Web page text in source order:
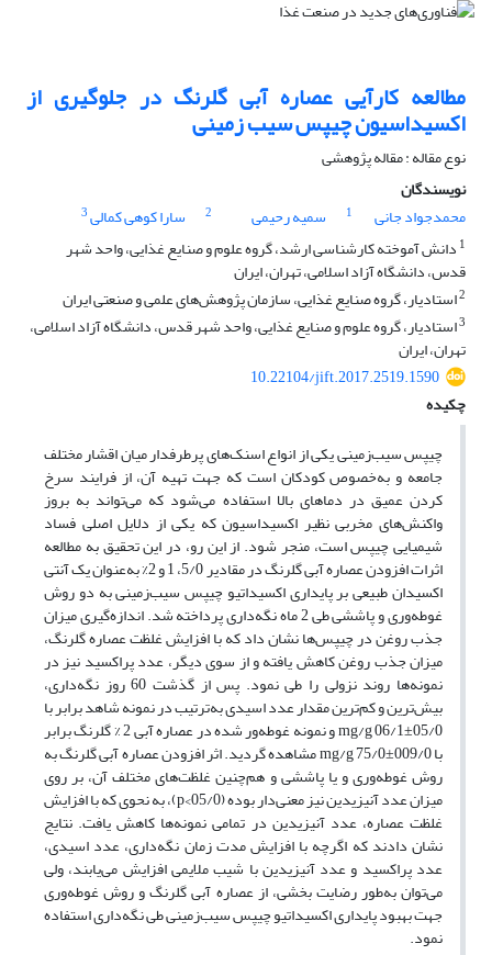
مطالعه کارآیی عصاره آبی گلرنگ در جلوگیری از
اکسیداسیون چیپس سیب زمینی
نوع مقاله : مقاله پژوهشی
نویسندگان
محمدجواد جانی
1 سمیه رحیمی 2 سارا کوهی کمالی3
1 دانش آموخته کارشناسی ارشد، گروه علوم و صنایع غذایی، واحد شهر
قدس، دانشگاه آزاد اسلامی، تهران، ایران
2استادیار، گروه صنایع غذایی، سازمان پژوهش‌های علمی و صنعتی ایران
3استادیار، گروه علوم و صنایع غذایی، واحد شهر قدس، دانشگاه آزاد اسلامی،
تهران، ایران
10.22104/jift.2017.2519.1590
چکیده
چیپس سیب‌زمینی یکی از انواع اسنک‌های پرطرفدار میان اقشار مختلف
جامعه و به‌خصوص کودکان است که جهت تهیه آن، از فرایند سرخ
کردن عمیق در دماهای بالا استفاده می‌شود که می‌تواند به بروز
واکنش‌های مخربی نظیر اکسیداسیون که یکی از دلایل اصلی فساد
شیمیایی چیپس است، منجر شود. از این رو، در این تحقیق به مطالعه
اثرات افزودن عصاره آبی گلرنگ در مقادیر 5/0، 1 و 2% به‌عنوان یک آنتی
اکسیدان طبیعی بر پایداری اکسیداتیو چیپس سیب‌زمینی به دو روش
غوطه‌وری و پاششی طی 2 ماه نگه‌داری پرداخته شد. اندازه‌گیری میزان
جذب روغن در چیپس‌ها نشان داد که با افزایش غلظت عصاره گلرنگ،
میزان جذب روغن کاهش یافته و از سوی دیگر، عدد پراکسید نیز در
نمونه‌ها روند نزولی را طی نمود. پس از گذشت 60 روز نگه‌داری،
بیش‌ترین و کم‌ترین مقدار عدد اسیدی به‌ترتیب در نمونه شاهد برابر با
05/0±06/1 mg/g و نمونه غوطه‌ور شده در عصاره آبی 2 % گلرنگ برابر
با 009/0±75/0 mg/g مشاهده گردید. اثر افزودن عصاره آبی گلرنگ به
روش غوطه‌وری و یا پاششی و هم‌چنین غلظت‌های مختلف آن، بر روی
میزان عدد آنیزیدین نیز معنی‌دار بوده (05/0>p)، به نحوی که با افزایش
غلظت عصاره، عدد آنیزیدین در تمامی نمونه‌ها کاهش یافت. نتایج
نشان دادند که اگرچه با افزایش مدت زمان نگه‌داری، عدد اسیدی،
عدد پراکسید و عدد آنیزیدین با شیب ملایمی افزایش می‌یابند، ولی
می‌توان به‌طور رضایت بخشی، از عصاره آبی گلرنگ و روش غوطه‌وری
جهت بهبود پایداری اکسیداتیو چیپس سیب‌زمینی طی نگه‌داری استفاده
نمود.